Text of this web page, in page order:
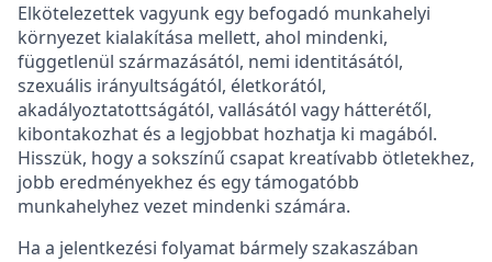
Elkötelezettek vagyunk egy befogadó munkahelyi
környezet kialakítása mellett, ahol mindenki,
függetlenül származásától, nemi identitásától,
szexuális irányultságától, életkorától,
akadályoztatottságától, vallásától vagy hátterétől,
kibontakozhat és a legjobbat hozhatja ki magából.
Hisszük, hogy a sokszínű csapat kreatívabb ötletekhez,
jobb eredményekhez és egy támogatóbb
munkahelyhez vezet mindenki számára.
Ha a jelentkezési folyamat bármely szakaszában